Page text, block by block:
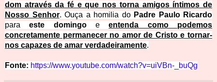
dom através da fé e que nos torna amigos íntimos de
Nosso Senhor. Ouça a homilia do Padre Paulo Ricardo
paraeste domingoeentenda como podemos
concretamente permanecer no amor de Cristo e tornar-
nos capazes de amar verdadeiramente.
Fonte: https://www.youtube.com/watch?v=uiVBn-_buQg